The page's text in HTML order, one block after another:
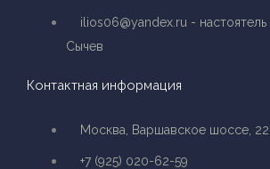
Контактная информация
Москва, Варшавское шоссе,
+7 (925) 020-62-59
ilios06@yandex.ru -
Сычев